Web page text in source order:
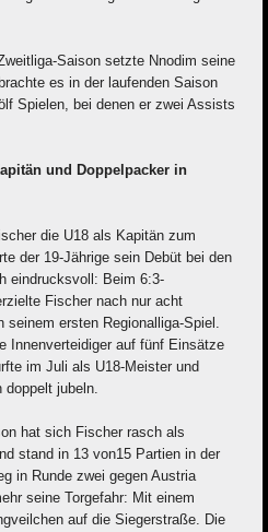
Saison setzte Nnodim seine
es in der laufenden Saison
Spielen, bei denen er zwei Assists
und Doppelpacker in
die U18 als Kapitän zum
der 19-Jährige sein Debüt bei den
eindrucksvoll: Beim 6:3-
Fischer nach nur acht
seinem ersten Regionalliga-Spiel.
Innenverteidiger auf fünf Einsätze
im Juli als U18-Meister und
doppelt jubeln.
hat sich Fischer rasch als
stand in 13 von15 Partien in der
in Runde zwei gegen Austria
seine Torgefahr: Mit einem
auf die Siegerstraße. Die